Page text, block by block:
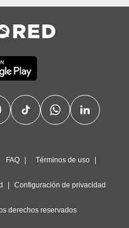
FAQ Términos de uso
Configuración de privacidad
derechos reservados